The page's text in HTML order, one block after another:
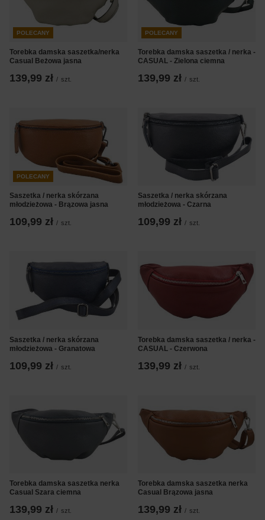
POLECANY
Torebka damska saszetka/nerka
Casual Beżowa jasna
139,99 zł / szt.
POLECANY
Torebka damska saszetka / nerka -
CASUAL - Zielona ciemna
139,99 zł / szt.
POLECANY
Saszetka / nerka skórzana
młodzieżowa - Brązowa jasna
109,99 zł / szt.
Saszetka / nerka skórzana
młodzieżowa - Czarna
109,99 zł / szt.
Saszetka / nerka skórzana
młodzieżowa - Granatowa
109,99 zł / szt.
Torebka damska saszetka / nerka -
CASUAL - Czerwona
139,99 zł / szt.
Torebka damska saszetka nerka
Casual Szara ciemna
139,99 zł / szt.
Torebka damska saszetka nerka
Casual Brązowa jasna
139,99 zł / szt.